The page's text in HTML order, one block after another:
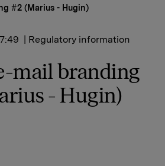
#2 (Marius - Hugin)
| Regulatory information
mail branding
- Hugin)